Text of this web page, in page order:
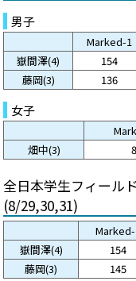
男子
Marked-1
嶽間澤(4)
154
藤岡(3)
136
女子
畑中(3)
全日本学生フィール
(8/29,30,31)
Marked-
嶽間澤(4)
154
藤岡(3)
145